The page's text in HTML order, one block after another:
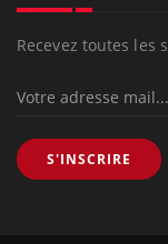
Recevez toutes les
S'INSCRIRE